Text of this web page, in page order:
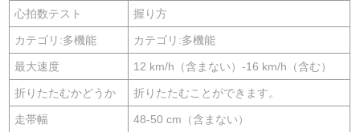
心拍数テスト 握り方
カテゴリ:多機能 カテゴリ:多機能
最大速度 12 km/h（含まない）-16 km/h（含む）
折りたたむかどうか 折りたたむことができます。
走帯幅 48-50 cm（含まない）